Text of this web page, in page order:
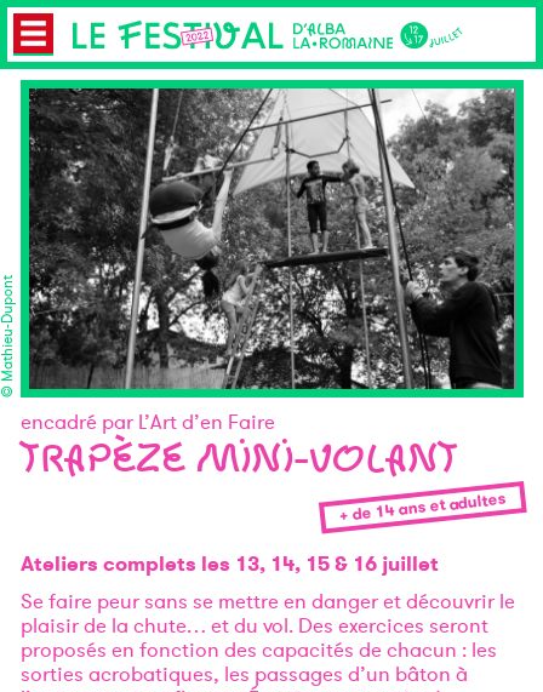
Dupont
encadré par L’Art d’en Faire
TRAPÈZE MINI-VOLANT
+ de 14 ans et adultes
Ateliers complets les 13, 14, 15 & 16 juillet
Se faire peur sans se mettre en danger et découvrir le
plaisir de la chute… et du vol. Des exercices seront
proposés en fonction des capacités de chacun : les
sorties acrobatiques, les passages d’un bâton à